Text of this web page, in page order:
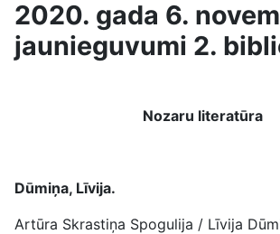
2020. gada 6.
jaunieguvumi 2.
Nozaru literatūra
Dūmiņa, Līvija.
Artūra Skrastiņa Spogulija / Līvija